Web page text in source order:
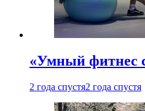
«Умный фитнес
2 года спустя2 года спустя